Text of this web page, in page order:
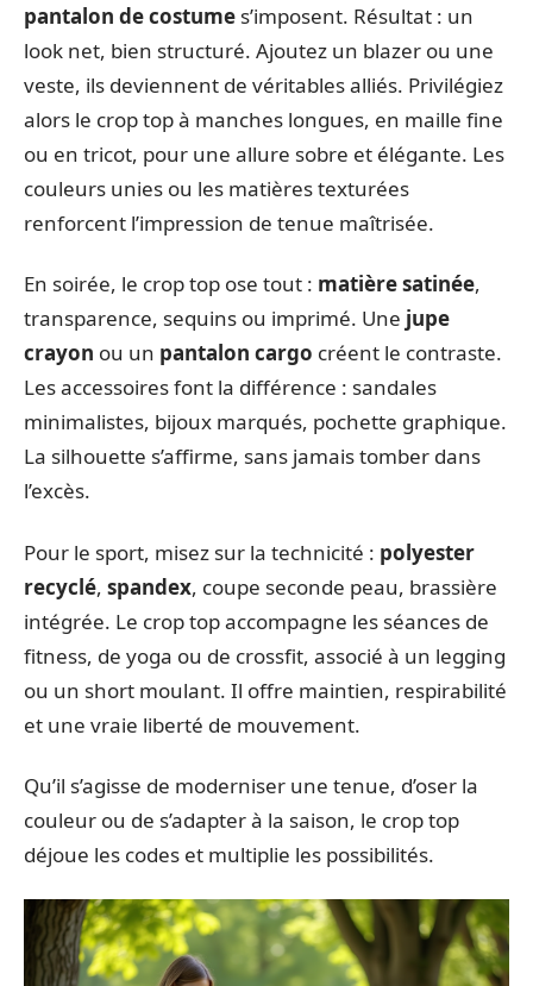
pantalon de costume s’imposent. Résultat : un
look net, bien structuré. Ajoutez un blazer ou une
veste, ils deviennent de véritables alliés. Privilégiez
alors le crop top à manches longues, en maille fine
ou en tricot, pour une allure sobre et élégante. Les
couleurs unies ou les matières texturées
renforcent l’impression de tenue maîtrisée.
En soirée, le crop top ose tout : matière satinée,
transparence, sequins ou imprimé. Une jupe
crayon ou un pantalon cargo créent le contraste.
Les accessoires font la différence : sandales
minimalistes, bijoux marqués, pochette graphique.
La silhouette s’affirme, sans jamais tomber dans
l’excès.
Pour le sport, misez sur la technicité : polyester
recyclé, spandex, coupe seconde peau, brassière
intégrée. Le crop top accompagne les séances de
fitness, de yoga ou de crossfit, associé à un legging
ou un short moulant. Il offre maintien, respirabilité
et une vraie liberté de mouvement.
Qu’il s’agisse de moderniser une tenue, d’oser la
couleur ou de s’adapter à la saison, le crop top
déjoue les codes et multiplie les possibilités.